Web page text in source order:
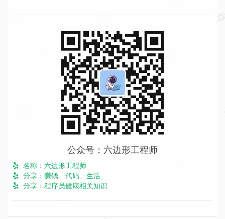
公众号：六边形工程师
名称：六边形工程师
分享：赚钱、代码、生活
分享：程序员健康相关知识